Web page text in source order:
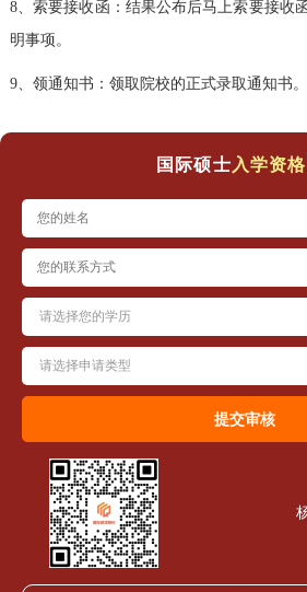
8、索要接收函：结果公布后马上索要接收
明事项。
9、领通知书：领取院校的正式录取通知书。
国际硕士 入学资格